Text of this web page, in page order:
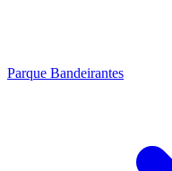
Parque Bandeirantes